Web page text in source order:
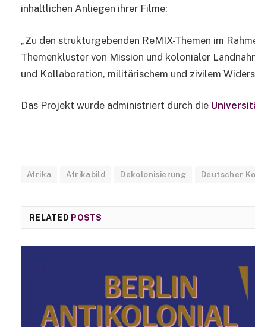
inhaltlichen Anliegen ihrer Filme:
„Zu den strukturgebenden ReMIX-Themen im
Themenkluster von Mission und kolonialer
und Kollaboration, militärischem und zivilem
Das Projekt wurde administriert durch die
Afrika Afrikabild Dekolonisierung Deutscher
RELATED POSTS